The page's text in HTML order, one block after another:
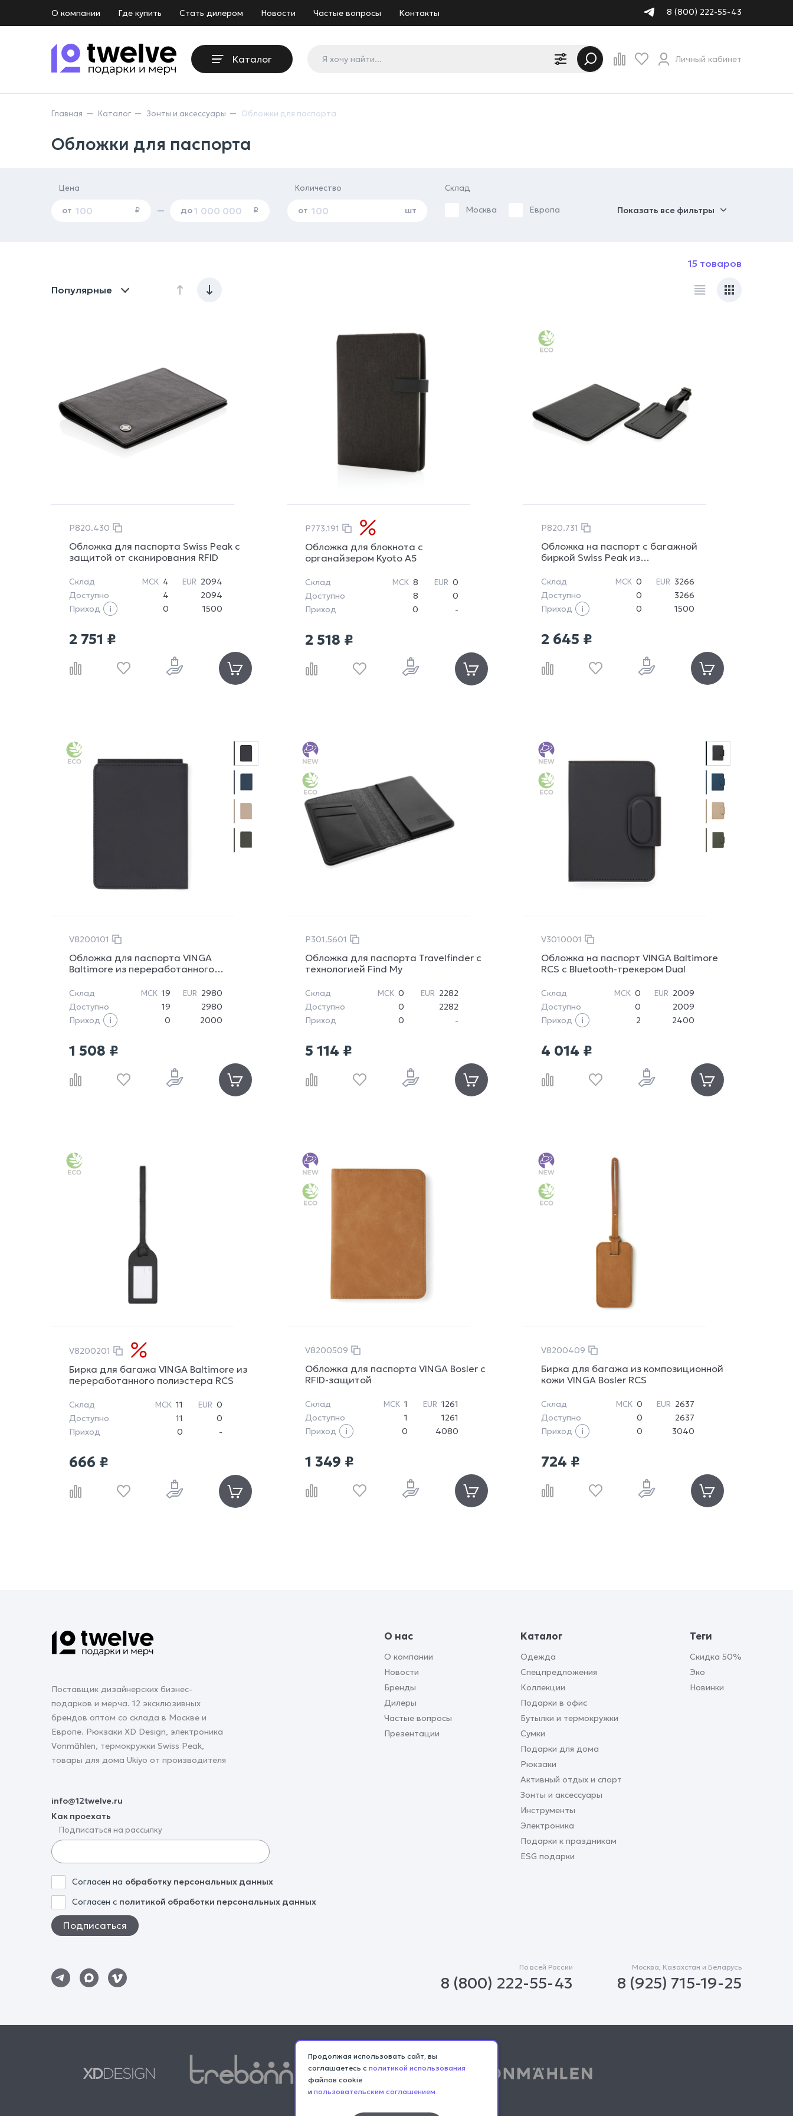
О компании Где купить Стать дилером Новости Частые вопросы Контакты 8 (800) 222-55-43
Каталог Личный кабинет
Главная Каталог Зонты и аксессуары Обложки для паспорта
Обложки для паспорта
Цена
от i — до i
Количество
от шт
Склад
Москва Европа Показать все фильтры
15 товаров
Популярные
P820.430
Обложка для паспорта Swiss Peak с
защитой от сканирования RFID
Склад МСК 4 EUR 2094
Доступно
4
2094
Приход
0 1500
2 751 ₽
P773.191
Обложка для блокнота с
органайзером Kyoto A5
Склад МСК 8 EUR 0
Доступно
8
0
Приход
0 -
2 518 ₽
P820.731
Обложка на паспорт с багажной
биркой Swiss Peak из
Склад МСК 0 EUR 3266
Доступно
0
3266
Приход
0 1500
2 645 ₽
V8200101
Обложка для паспорта VINGA
Baltimore из переработанного
Склад МСК 19 EUR 2980
Доступно
19
2980
Приход
0 2000
1 508 ₽
P301.5601
Обложка для паспорта Travelfinder с
технологией Find My
Склад МСК 0 EUR 2282
Доступно
0
2282
Приход
0 -
5 114 ₽
V3010001
Обложка на паспорт VINGA Baltimore
RCS с Bluetooth-трекером Dual
Склад МСК 0 EUR 2009
Доступно
0
2009
Приход
2 2400
4 014 ₽
V8200201
Бирка для багажа VINGA Baltimore из
переработанного полиэстера RCS
Склад МСК 11 EUR 0
Доступно
11
0
Приход
0 -
666 ₽
V8200509
Обложка для паспорта VINGA Bosler с
RFID-защитой
Склад МСК 1 EUR 1261
Доступно
1
1261
Приход
0 4080
1 349 ₽
V8200409
Бирка для багажа из композиционной
кожи VINGA Bosler RCS
Склад МСК 0 EUR 2637
Доступно
0
2637
Приход
0 3040
724 ₽
Поставщик дизайнерских бизнес-
подарков и мерча. 12 эксклюзивных
брендов оптом со склада в Москве и
Европе. Рюкзаки XD Design, электроника
Vonmählen, термокружки Swiss Peak,
товары для дома Ukiyo от производителя
info@12twelve.ru
Как проехать
Подписаться на рассылку
Согласен на обработку персональных данных
Согласен с политикой обработки персональных данных
О нас
О компании
Новости
Бренды
Дилеры
Частые вопросы
Презентации
Каталог
Одежда
Спецпредложения
Коллекции
Подарки в офис
Бутылки и термокружки
Сумки
Подарки для дома
Рюкзаки
Активный отдых и спорт
Зонты и аксессуары
Инструменты
Электроника
Подарки к праздникам
ESG подарки
Теги
Скидка 50%
Эко
Новинки
По всей России
8 (800) 222-55-43
Москва, Казахстан и Беларусь
8 (925) 715-19-25
Продолжая использовать сайт, вы
соглашаетесь с политикой использования
файлов cookie
и пользовательским соглашением